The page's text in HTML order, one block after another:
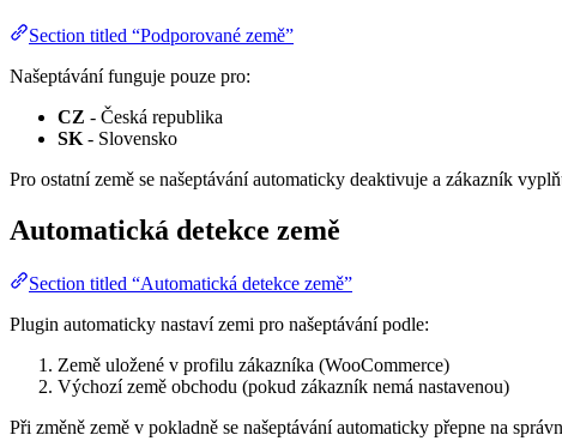
Section titled “Podporované země”
Našeptávání funguje pouze pro:
CZ - Česká republika
SK - Slovensko
Pro ostatní země se našeptávání automaticky deaktivuje a zákazník
Automatická detekce země
Section titled “Automatická detekce země”
Plugin automaticky nastaví zemi pro našeptávání podle:
Země uložené v profilu zákazníka (WooCommerce)
Výchozí země obchodu (pokud zákazník nemá nastavenou)
Při změně země v pokladně se našeptávání automaticky přepne na